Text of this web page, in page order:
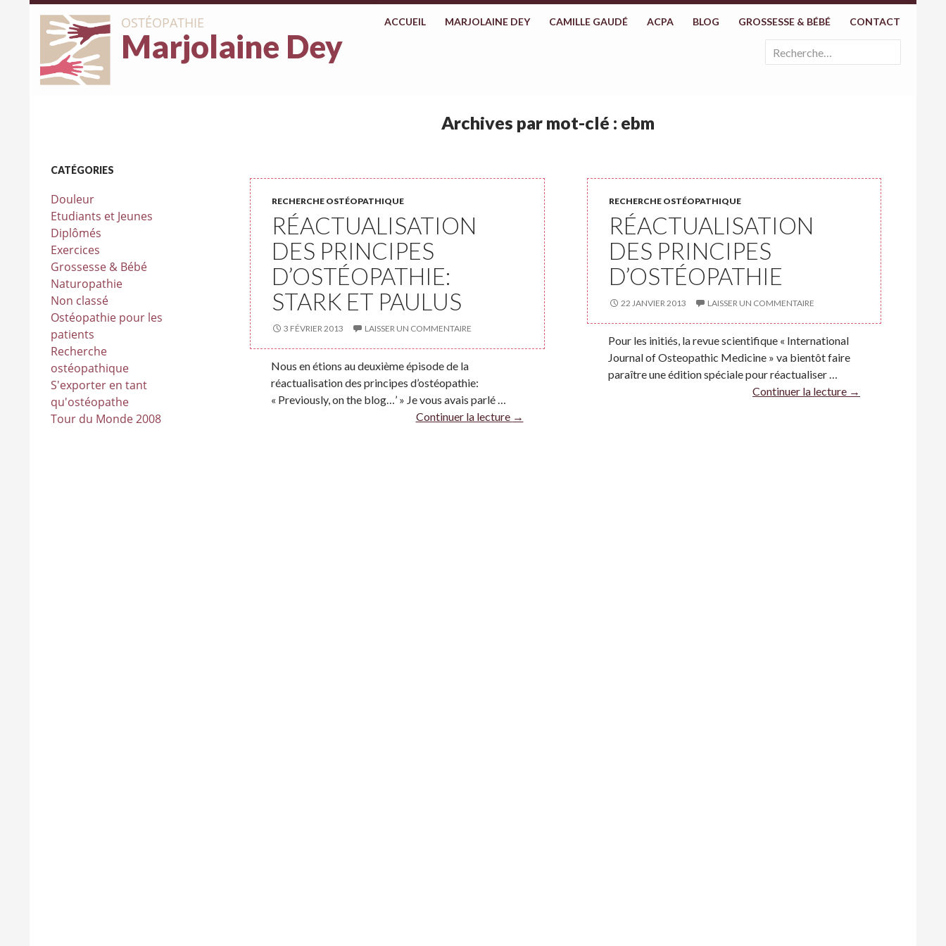
OSTÉOPATHIE
Marjolaine Dey
ACCUEIL
MARJOLAINE DEY CAMILLE GAUDÉ ACPA BLOG GROSSESSE & BÉBÉ CONTACT
Rechercher :
Archives par mot-clé : ebm
RECHERCHE OSTÉOPATHIQUE
RÉACTUALISATION
DES PRINCIPES
D’OSTÉOPATHIE:
STARK ET PAULUS
3 FÉVRIER 2013 LAISSER UN COMMENTAIRE
Nous en étions au deuxième épisode de la
réactualisation des principes d’ostéopathie:
« Previously, on the blog…’ » Je vous avais parlé …
Continuer la lecture →
RECHERCHE OSTÉOPATHIQUE
RÉACTUALISATION
DES PRINCIPES
D’OSTÉOPATHIE
22 JANVIER 2013 LAISSER UN COMMENTAIRE
Pour les initiés, la revue scientifique « International
Journal of Osteopathic Medicine » va bientôt faire
paraître une édition spéciale pour réactualiser …
Continuer la lecture →
CATÉGORIES
Douleur
Etudiants et Jeunes
Diplômés
Exercices
Grossesse & Bébé
Naturopathie
Non classé
Ostéopathie pour les
patients
Recherche
ostéopathique
S'exporter en tant
qu'ostéopathe
Tour du Monde 2008